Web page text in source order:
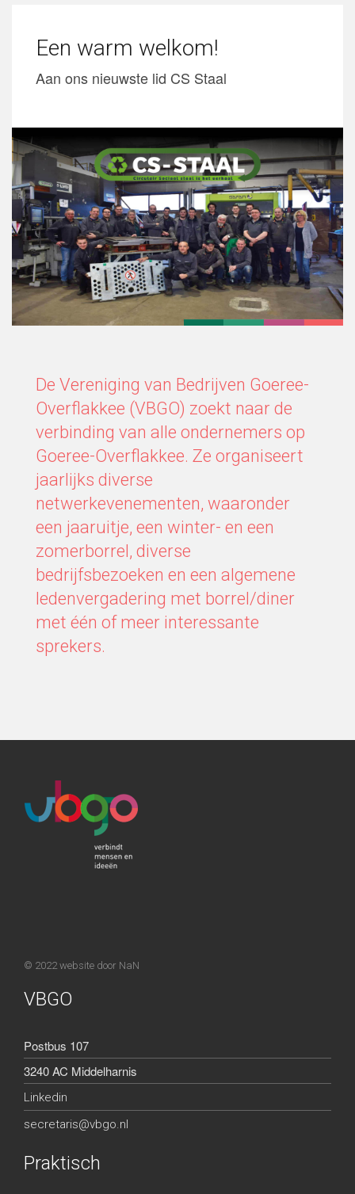
Een warm welkom!
Aan ons nieuwste lid CS Staal
De Vereniging van Bedrijven Goeree-
Overflakkee (VBGO) zoekt naar de
verbinding van alle ondernemers op
Goeree-Overflakkee. Ze organiseert
jaarlijks diverse
netwerkevenementen, waaronder
een jaaruitje, een winter- en een
zomerborrel, diverse
bedrijfsbezoeken en een algemene
ledenvergadering met borrel/diner
met één of meer interessante
sprekers.
© 2022 website door NaN
VBGO
Postbus 107
3240 AC Middelharnis
Linkedin
secretaris@vbgo.nl
Praktisch